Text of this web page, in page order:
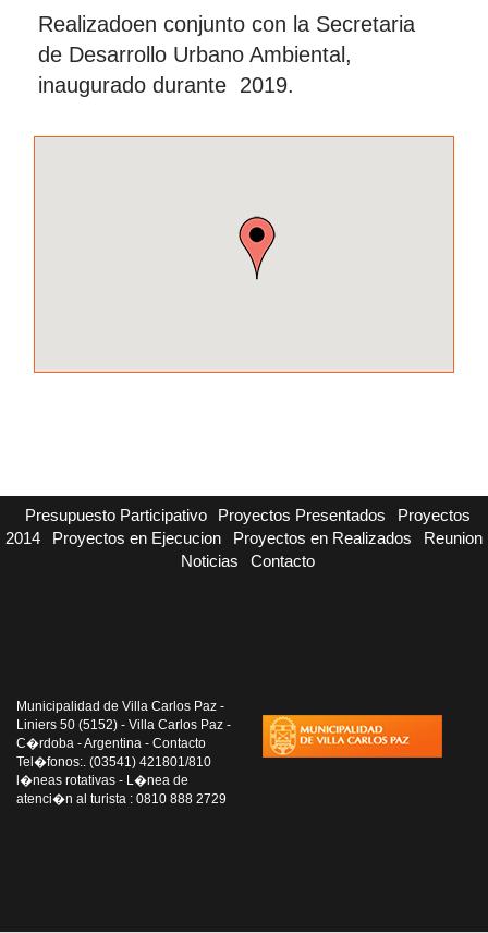
Realizadoen conjunto con la Secretaria
de Desarrollo Urbano Ambiental,
inaugurado durante 2019.
Presupuesto Participativo Proyectos Presentados
Proyectos
2014
Proyectos en Ejecucion Proyectos en Realizados
Reunion
Noticias
Contacto
Municipalidad de Villa Carlos Paz -
Liniers 50 (5152) - Villa Carlos Paz -
C�rdoba - Argentina - Contacto
Tel�fonos:. (03541) 421801/810
l�neas rotativas - L�nea de
atenci�n al turista : 0810 888 2729